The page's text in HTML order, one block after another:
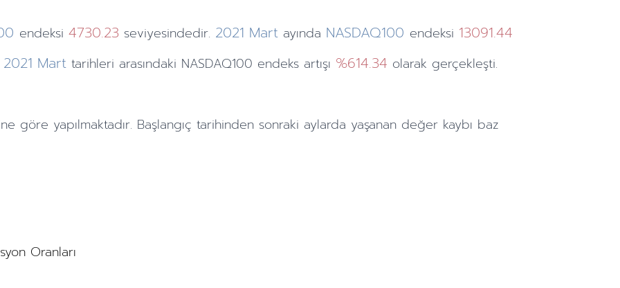
endeksi 4730.23 seviyesindedir. 2021 Mart ayında NASDAQ100 endeksi 13091.44
2021 Mart tarihleri arasındaki NASDAQ100 endeks artışı %614.34 olarak gerçekleşti.
göre yapılmaktadır. Başlangıç tarihinden sonraki aylarda yaşanan değer kaybı baz
Oranları